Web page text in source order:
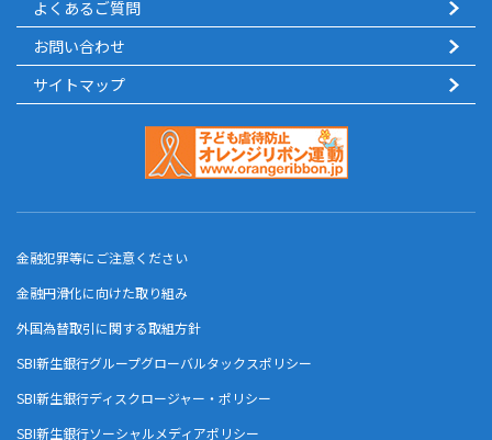
よくあるご質問
お問い合わせ
サイトマップ
金融犯罪等にご注意ください
金融円滑化に向けた取り組み
外国為替取引に関する取組方針
SBI新生銀行グループグローバルタックスポリシー
SBI新生銀行ディスクロージャー・ポリシー
SBI新生銀行ソーシャルメディアポリシー